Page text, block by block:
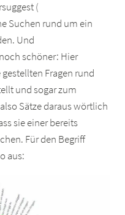
(
Suchen rund um ein
Und
schöner: Hier
Fragen rund
und sogar zum
Sätze daraus wörtlich
sie einer bereits
Für den Begriff
aus: